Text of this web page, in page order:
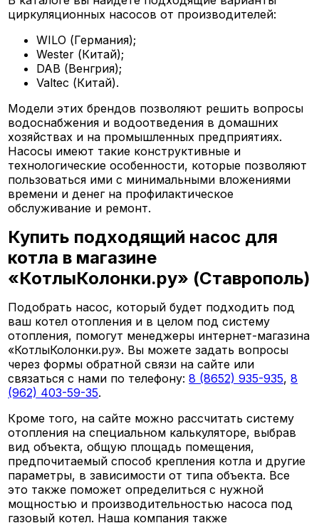
циркуляционных насосов от производителей:
WILO (Германия);
Wester (Китай);
DAB (Венгрия);
Valtec (Китай).
Модели этих брендов позволяют решить вопросы
водоснабжения и водоотведения в домашних
хозяйствах и на промышленных предприятиях.
Насосы имеют такие конструктивные и
технологические особенности, которые позволяют
пользоваться ими с минимальными вложениями
времени и денег на профилактическое
обслуживание и ремонт.
Купить подходящий насос для
котла в магазине
«КотлыКолонки.ру» (Ставрополь)
Подобрать насос, который будет подходить под
ваш котел отопления и в целом под систему
отопления, помогут менеджеры интернет-магазина
«КотлыКолонки.ру». Вы можете задать вопросы
через формы обратной связи на сайте или
связаться с нами по телефону:8 (8652) 935-935,8
(962) 403-59-35.
Кроме того, на сайте можно рассчитать систему
отопления на специальном калькуляторе, выбрав
вид объекта, общую площадь помещения,
предпочитаемый способ крепления котла и другие
параметры, в зависимости от типа объекта. Все
это также поможет определиться с нужной
мощностью и производительностью насоса под
газовый котел. Наша компания также